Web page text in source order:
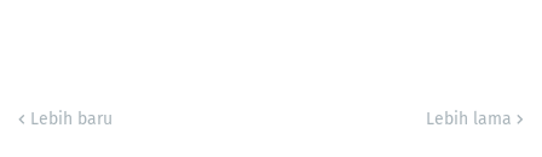
Lebih baru Lebih lama